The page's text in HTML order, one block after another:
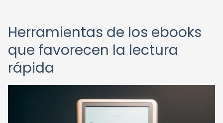
Herramientas de los ebooks
que favorecen la lectura
rápida